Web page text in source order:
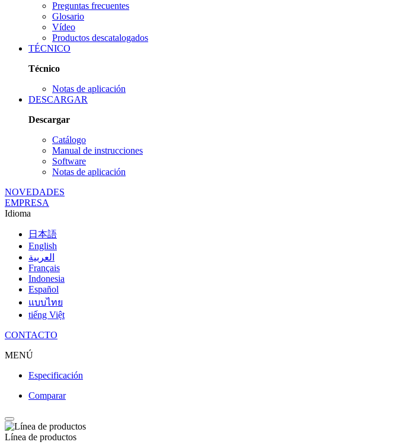
Preguntas frecuentes
Glosario
Vídeo
Productos descatalogados
TÉCNICO
Técnico
Notas de aplicación
DESCARGAR
Descargar
Catálogo
Manual de instrucciones
Software
Notas de aplicación
NOVEDADES
EMPRESA
Idioma
日本語
English
العربية
Français
Indonesia
Español
แบบไทย
tiếng Việt
CONTACTO
MENÚ
Especificación
Comparar
Línea de productos